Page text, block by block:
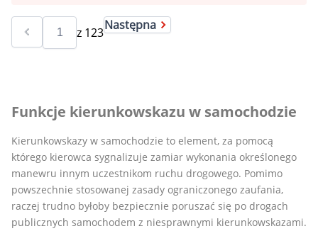
z 123Następna
Funkcje kierunkowskazu w samochodzie
Kierunkowskazy w samochodzie to element, za pomocą
którego kierowca sygnalizuje zamiar wykonania określonego
manewru innym uczestnikom ruchu drogowego. Pomimo
powszechnie stosowanej zasady ograniczonego zaufania,
raczej trudno byłoby bezpiecznie poruszać się po drogach
publicznych samochodem z niesprawnymi kierunkowskazami.